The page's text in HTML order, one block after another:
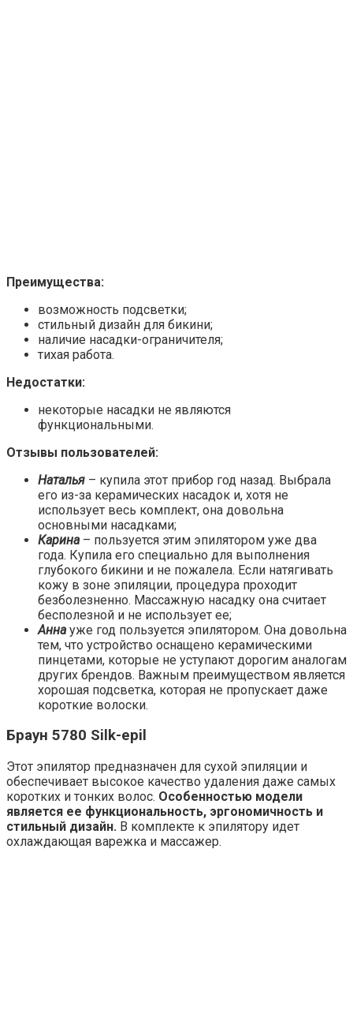
Преимущества:
возможность подсветки;
стильный дизайн для бикини;
наличие насадки-ограничителя;
тихая работа.
Недостатки:
некоторые насадки не являются
функциональными.
Отзывы пользователей:
Наталья – купила этот прибор год назад. Выбрала
его из-за керамических насадок и, хотя не
использует весь комплект, она довольна
основными насадками;
Карина – пользуется этим эпилятором уже два
года. Купила его специально для выполнения
глубокого бикини и не пожалела. Если натягивать
кожу в зоне эпиляции, процедура проходит
безболезненно. Массажную насадку она считает
бесполезной и не использует ее;
Анна уже год пользуется эпилятором. Она довольна
тем, что устройство оснащено керамическими
пинцетами, которые не уступают дорогим аналогам
других брендов. Важным преимуществом является
хорошая подсветка, которая не пропускает даже
короткие волоски.
Браун 5780 Silk-epil
Этот эпилятор предназначен для сухой эпиляции и
обеспечивает высокое качество удаления даже самых
коротких и тонких волос. Особенностью модели
является ее функциональность, эргономичность и
стильный дизайн. В комплекте к эпилятору идет
охлаждающая варежка и массажер.